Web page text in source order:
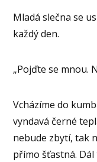
Mladá slečna se
každý den.
„Pojďte se mnou.
Vcházíme do
vyndavá černé
nebude zbytí, tak
přímo šťastná.